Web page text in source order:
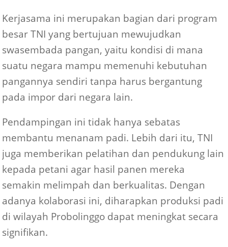
Kerjasama ini merupakan bagian dari program
besar TNI yang bertujuan mewujudkan
swasembada pangan, yaitu kondisi di mana
suatu negara mampu memenuhi kebutuhan
pangannya sendiri tanpa harus bergantung
pada impor dari negara lain.
Pendampingan ini tidak hanya sebatas
membantu menanam padi. Lebih dari itu, TNI
juga memberikan pelatihan dan pendukung lain
kepada petani agar hasil panen mereka
semakin melimpah dan berkualitas. Dengan
adanya kolaborasi ini, diharapkan produksi padi
di wilayah Probolinggo dapat meningkat secara
signifikan.